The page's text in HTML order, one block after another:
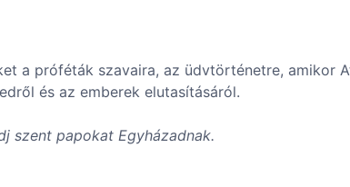
a próféták szavaira, az üdvtörténetre, amikor
és az emberek elutasításáról.
szent papokat Egyházadnak.